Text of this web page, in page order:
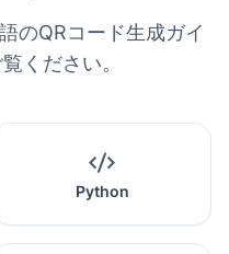
のQRコード生成ガイ
ください。
Python